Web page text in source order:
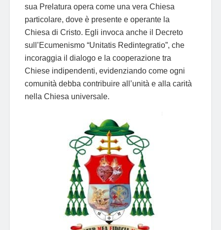
sua Prelatura opera come una vera Chiesa
particolare, dove è presente e operante la
Chiesa di Cristo. Egli invoca anche il Decreto
sull’Ecumenismo “Unitatis Redintegratio”, che
incoraggia il dialogo e la cooperazione tra
Chiese indipendenti, evidenziando come ogni
comunità debba contribuire all’unità e alla carità
nella Chiesa universale.